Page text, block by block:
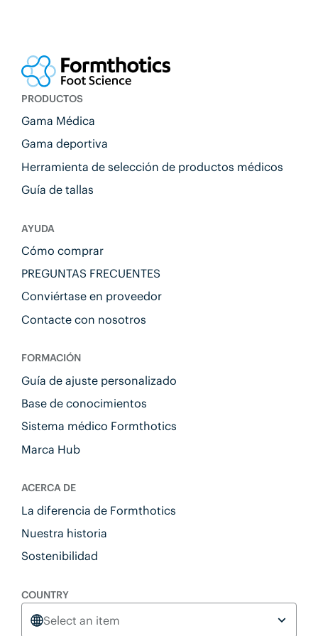
PRODUCTOS
Gama Médica
Gama deportiva
Herramienta de selección de productos médicos
Guía de tallas
AYUDA
Cómo comprar
PREGUNTAS FRECUENTES
Conviértase en proveedor
Contacte con nosotros
FORMACIÓN
Guía de ajuste personalizado
Base de conocimientos
Sistema médico Formthotics
Marca Hub
ACERCA DE
La diferencia de Formthotics
Nuestra historia
Sostenibilidad
COUNTRY
Select an item